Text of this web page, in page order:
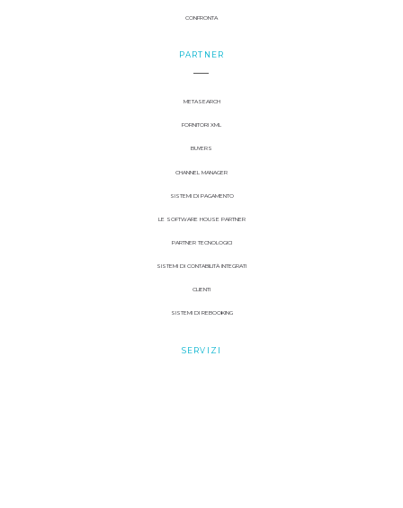
CONFRONTA
PARTNER
METASEARCH
FORNITORI XML
BUYERS
CHANNEL MANAGER
SISTEMI DI PAGAMENTO
LE SOFTWARE HOUSE PARTNER
PARTNER TECNOLOGICI
SISTEMI DI CONTABILITÀ INTEGRATI
CLIENTI
SISTEMI DI REBOOKING
SERVIZI